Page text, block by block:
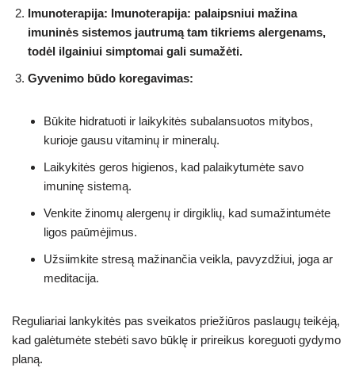
Imunoterapija: Imunoterapija: palaipsniui mažina
imuninės sistemos jautrumą tam tikriems alergenams,
todėl ilgainiui simptomai gali sumažėti.
Gyvenimo būdo koregavimas:
Būkite hidratuoti ir laikykitės subalansuotos mitybos,
kurioje gausu vitaminų ir mineralų.
Laikykitės geros higienos, kad palaikytumėte savo
imuninę sistemą.
Venkite žinomų alergenų ir dirgiklių, kad sumažintumėte
ligos paūmėjimus.
Užsiimkite stresą mažinančia veikla, pavyzdžiui, joga ar
meditacija.
Reguliariai lankykitės pas sveikatos priežiūros paslaugų teikėją,
kad galėtumėte stebėti savo būklę ir prireikus koreguoti gydymo
planą.